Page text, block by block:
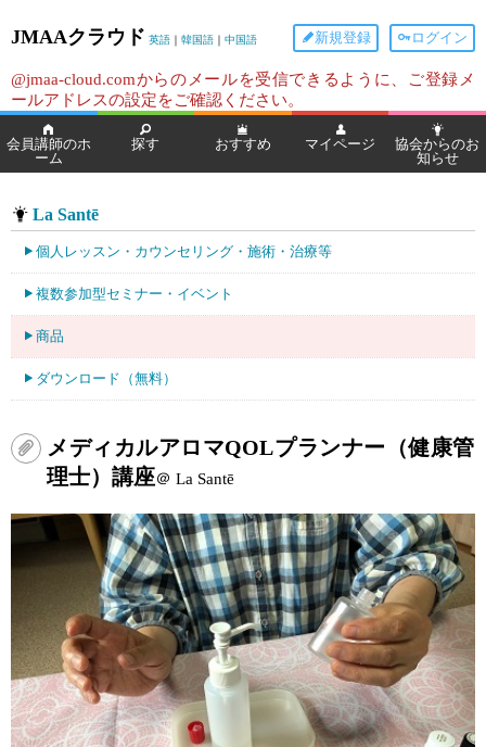
JMAAクラウド 英語 ｜ 韓国語 ｜ 中国語 ログイン
新規登録
@jmaa-cloud.comからのメールを受信できるように、ご登録メ
ールアドレスの設定をご確認ください。
会員講師のホ
ーム
探す おすすめ マイページ
協会からのお
知らせ
La Santē
個人レッスン・カウンセリング・施術・治療等
複数参加型セミナー・イベント
商品
ダウンロード（無料）
メディカルアロマQOLプランナー（健康管
理士）講座＠ La Santē